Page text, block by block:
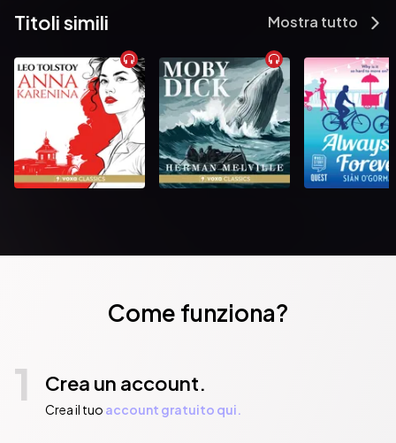
Titoli simili Mostra tutto
Come funziona?
1 Crea un account.
Crea il tuo account gratuito qui.